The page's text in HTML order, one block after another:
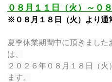
０８月１１日（火）～０
※０８月１８日（火）より通
夏季休業期間中に頂きまし
は、
２０２６年０８月１８日（
ます。